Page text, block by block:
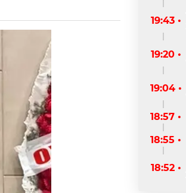
19:43 •
19:20 •
19:04 •
18:57 •
18:55 •
18:52 •